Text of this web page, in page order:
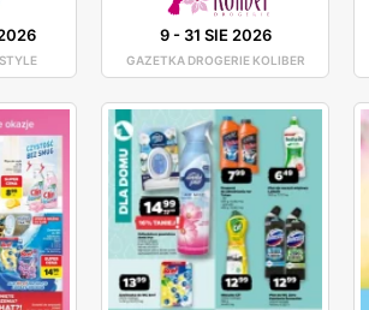
9- 31 SIE 2026
GAZETKA DROGERIE KOLIBER